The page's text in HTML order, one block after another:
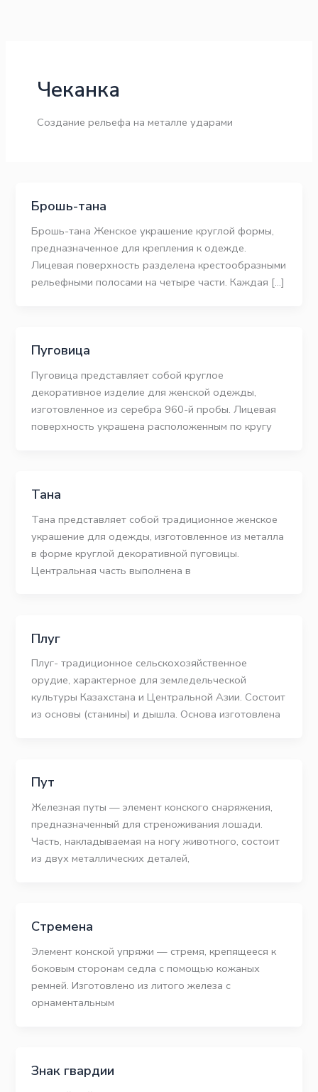
Чеканка
Создание рельефа на металле ударами
Брошь-тана
Брошь-тана Женское украшение круглой формы,
предназначенное для крепления к одежде.
Лицевая поверхность разделена крестообразными
рельефными полосами на четыре части. Каждая […]
Пуговица
Пуговица представляет собой круглое
декоративное изделие для женской одежды,
изготовленное из серебра 960-й пробы. Лицевая
поверхность украшена расположенным по кругу
Тана
Тана представляет собой традиционное женское
украшение для одежды, изготовленное из металла
в форме круглой декоративной пуговицы.
Центральная часть выполнена в
Плуг
Плуг- традиционное сельскохозяйственное
орудие, характерное для земледельческой
культуры Казахстана и Центральной Азии. Состоит
из основы (станины) и дышла. Основа изготовлена
Пут
Железная путы — элемент конского снаряжения,
предназначенный для стреноживания лошади.
Часть, накладываемая на ногу животного, состоит
из двух металлических деталей,
Стремена
Элемент конской упряжи — стремя, крепящееся к
боковым сторонам седла с помощью кожаных
ремней. Изготовлено из литого железа с
орнаментальным
Знак гвардии